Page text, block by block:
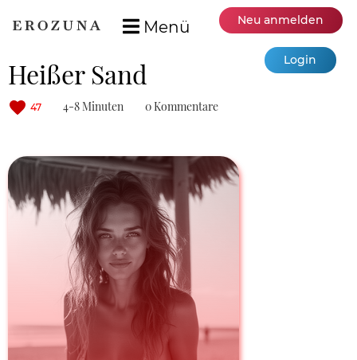
Menü Neu anmelden
Login
Heißer Sand
47 4-8 Minuten 0 Kommentare